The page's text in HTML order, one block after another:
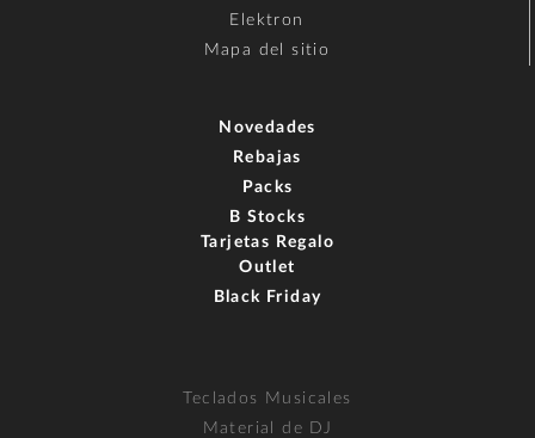
Elektron
Mapa del sitio
Novedades
Rebajas
Packs
B Stocks
Tarjetas Regalo
Outlet
Black Friday
Teclados Musicales
Material de DJ